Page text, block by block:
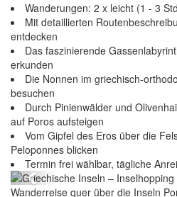
Wanderungen: 2 x leicht (1 - 3
Mit detaillierten
entdecken
Das faszinierende
erkunden
Die Nonnen im griechisch-
besuchen
Durch Pinienwälder und
auf Poros aufsteigen
Vom Gipfel des Eros über die
Peloponnes blicken
Termin frei wählbar, tägliche
Griechische Inseln –
Previous
Wanderreise quer über die Inseln